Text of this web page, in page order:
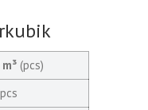
(pcs)